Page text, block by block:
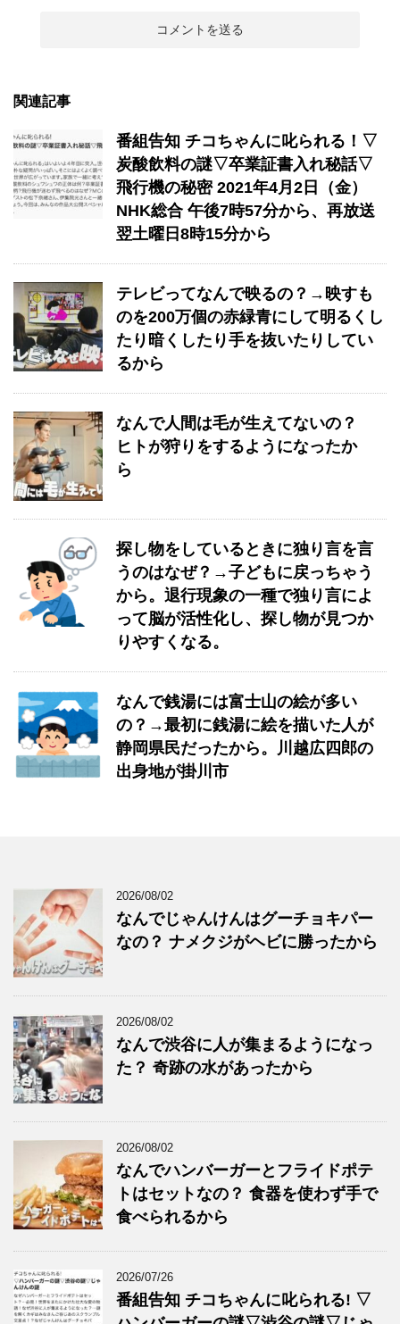
関連記事
番組告知 チコちゃんに叱られる！▽
炭酸飲料の謎▽卒業証書入れ秘話▽
飛行機の秘密 2021年4月2日（金）
NHK総合 午後7時57分から、再放送
翌土曜日8時15分から
テレビってなんで映るの？→映すも
のを200万個の赤緑青にして明るくし
たり暗くしたり手を抜いたりしてい
るから
なんで人間は毛が生えてないの？
ヒトが狩りをするようになったか
ら
探し物をしているときに独り言を言
うのはなぜ？→子どもに戻っちゃう
から。退行現象の一種で独り言によ
って脳が活性化し、探し物が見つか
りやすくなる。
なんで銭湯には富士山の絵が多い
の？→最初に銭湯に絵を描いた人が
静岡県民だったから。川越広四郎の
出身地が掛川市
2026/08/02
なんでじゃんけんはグーチョキパー
なの？ ナメクジがヘビに勝ったから
2026/08/02
なんで渋谷に人が集まるようになっ
た？ 奇跡の水があったから
2026/08/02
なんでハンバーガーとフライドポテ
トはセットなの？ 食器を使わず手で
食べられるから
2026/07/26
番組告知 チコちゃんに叱られる! ▽